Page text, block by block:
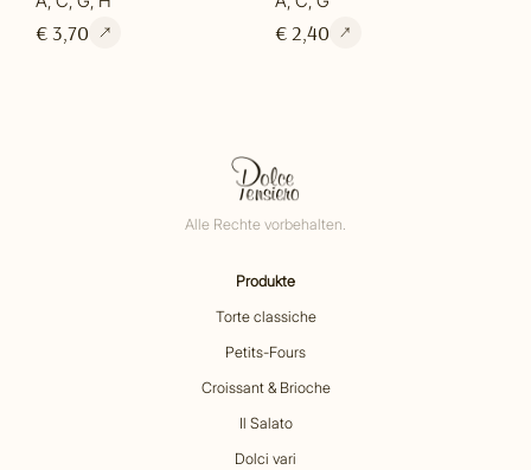
€ 3,70 € 2,40
Alle Rechte vorbehalten.
Produkte
Torte classiche
Petits-Fours
Croissant & Brioche
Il Salato
Dolci vari